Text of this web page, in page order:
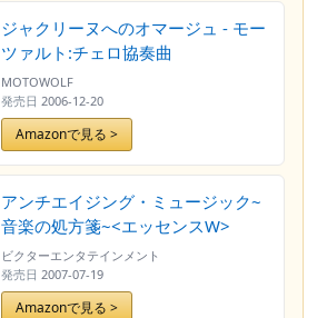
ジャクリーヌへのオマージュ - モー
ツァルト:チェロ協奏曲
MOTOWOLF
発売日 2006-12-20
Amazonで見る >
アンチエイジング・ミュージック~
音楽の処方箋~<エッセンスW>
ビクターエンタテインメント
発売日 2007-07-19
Amazonで見る >